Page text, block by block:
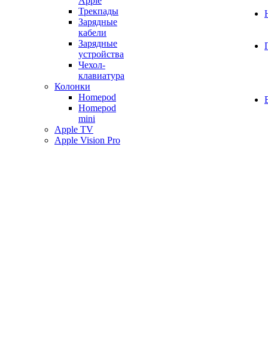
Трекпады
Зарядные
кабели
Зарядные
устройства
Чехол-
клавиатура
Колонки
Homepod
Homepod
mini
Apple TV
Apple Vision Pro